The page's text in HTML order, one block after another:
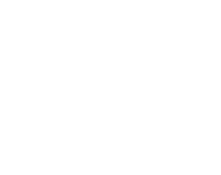
ション
プ
る